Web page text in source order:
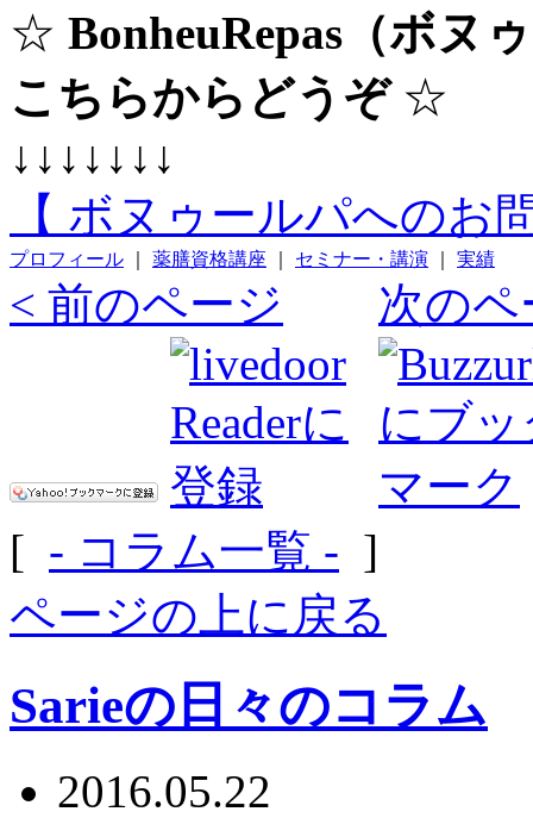
☆ BonheuRepas（ボヌ
こちらからどうぞ ☆
↓↓↓↓↓↓↓
【 ボヌゥールパへのお
プロフィール 薬膳資格講座 セミナー・講演 実績
< 前のページ 次のペ
[ - コラム一覧 - ]
ページの上に戻る
Sarieの日々のコラム
2016.05.22